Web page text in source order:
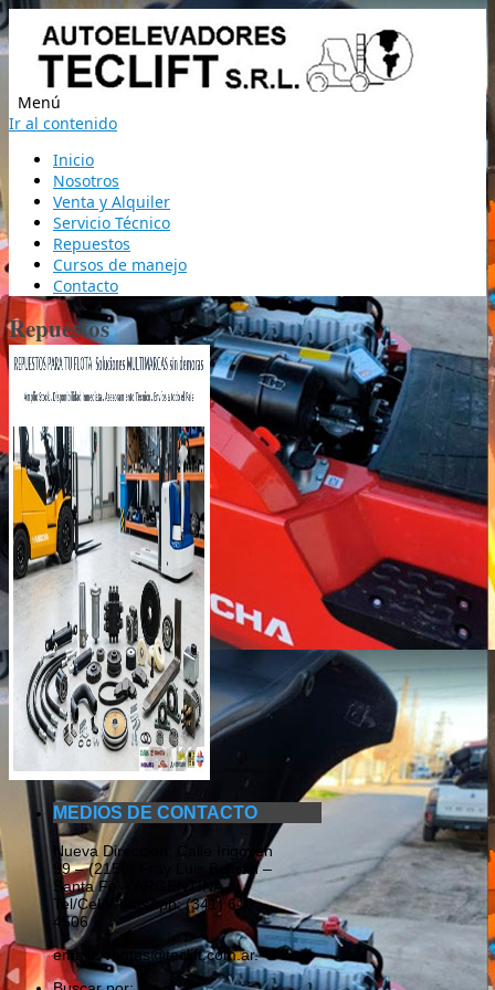
Menú
Ir al contenido
Inicio
Nosotros
Venta y Alquiler
Servicio Técnico
Repuestos
Cursos de manejo
Contacto
Repuestos
MEDIOS DE CONTACTO
Nueva Dirección: Calle Irigoyen
99 – (2156) Fray Luis Beltrán –
Santa Fe – ARGENTINA –
Tel/Cel/WhatsApp: (341) 610
4506
email.: ventas@teclift.com.ar.